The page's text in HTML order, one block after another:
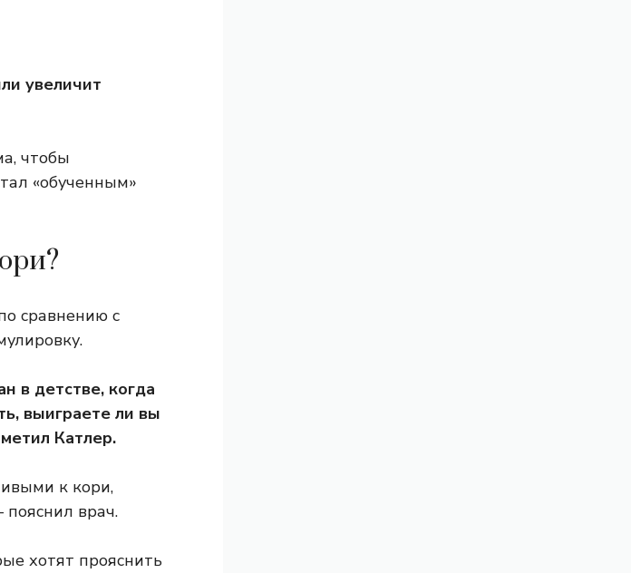
увеличит
чтобы
«обученным»
сравнению с
в детстве, когда
выиграете ли вы
Катлер.
к кори,
врач.
хотят прояснить